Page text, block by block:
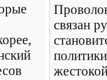
связан